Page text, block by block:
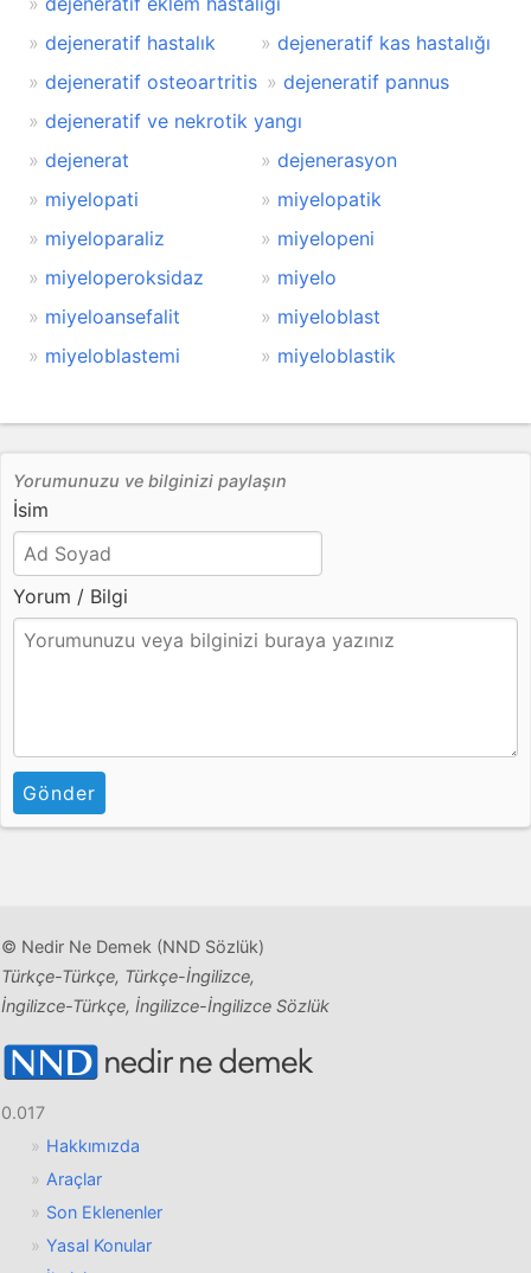
dejeneratif hastalık
dejeneratif kas hastalığı
dejeneratif osteoartritis
dejeneratif pannus
dejeneratif ve nekrotik yangı
dejenerat
dejenerasyon
miyelopati
miyelopatik
miyeloparaliz
miyelopeni
miyeloperoksidaz
miyelo
miyeloansefalit
miyeloblast
miyeloblastemi
miyeloblastik
Yorumunuzu ve bilginizi paylaşın
İsim
Yorum / Bilgi
Gönder
© Nedir Ne Demek (NND Sözlük)
Türkçe-Türkçe, Türkçe-İngilizce,
İngilizce-Türkçe, İngilizce-İngilizce Sözlük
0.017
Hakkımızda
Araçlar
Son Eklenenler
Yasal Konular